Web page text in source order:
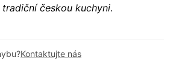
českou kuchyni.
Kontaktujte nás